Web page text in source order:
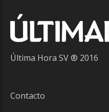
Última Hora SV ® 2016
Contacto